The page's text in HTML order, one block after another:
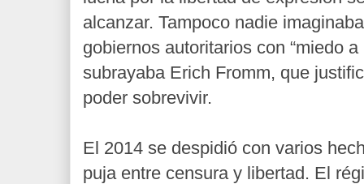
alcanzar. Tampoco nadie
gobiernos autoritarios con “miedo
subrayaba Erich Fromm, que
poder sobrevivir.
El 2014 se despidió con varios
puja entre censura y libertad. El